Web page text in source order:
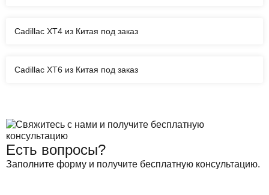
Cadillac XT4 из Китая под заказ
Cadillac XT6 из Китая под заказ
Есть вопросы?
Заполните форму и получите бесплатную консультацию.